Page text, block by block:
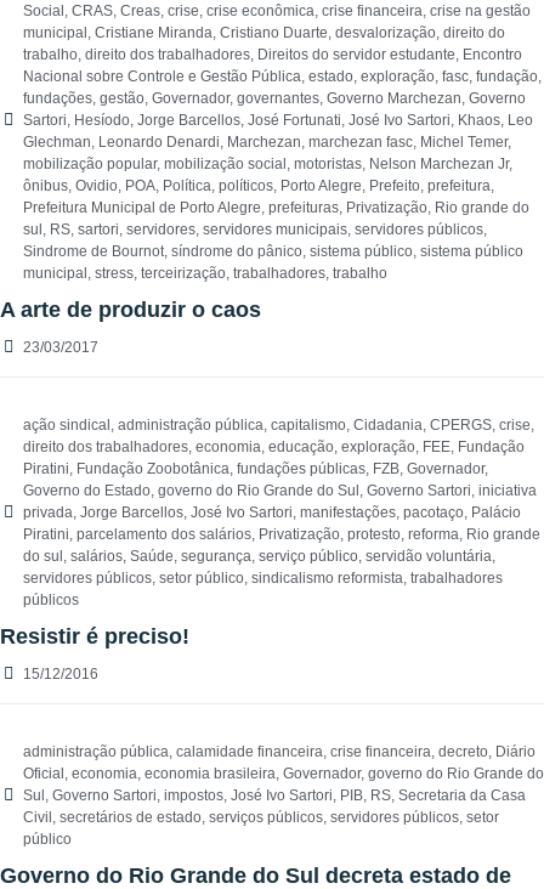
Social , CRAS, Creas, crise, crise econômica, crise financeira, crise na gestão
municipal , Cristiane Miranda, Cristiano Duarte, desvalorização, direito do
trabalho, direito dos trabalhadores, Direitos do servidor estudante, Encontro
Nacional sobre Controle e Gestão Pública, estado, exploração, fasc, fundação,
fundações, gestão, Governador, governantes, Governo Marchezan, Governo
Sartori, Hesíodo, Jorge Barcellos, José Fortunati, José Ivo Sartori, Khaos, Leo
Glechman, Leonardo Denardi, Marchezan, marchezan fasc, Michel Temer,
mobilização popular, mobilização social , motoristas, Nelson Marchezan Jr,
ônibus, Ovidio, POA, Política, políticos, Porto Alegre, Prefeito, prefeitura,
Prefeitura Municipal de Porto Alegre, prefeituras, Privatização, Rio grande do
sul , RS, sartori, servidores, servidores municipais, servidores públicos,
Sindrome de Bournot, síndrome do pânico, sistema público, sistema público
municipal , stress, terceirização, trabalhadores, trabalho
A arte de produzir o caos
23/03/2017
ação sindical , administração pública, capitalismo, Cidadania, CPERGS, crise,
direito dos trabalhadores, economia, educação, exploração, FEE, Fundação
Piratini, Fundação Zoobotânica, fundações públicas, FZB, Governador,
Governo do Estado, governo do Rio Grande do Sul , Governo Sartori, iniciativa
privada, Jorge Barcellos, José Ivo Sartori, manifestações, pacotaço, Palácio
Piratini, parcelamento dos salários, Privatização, protesto, reforma, Rio grande
do sul , salários, Saúde, segurança, serviço público, servidão voluntária,
servidores públicos, setor público, sindicalismo reformista, trabalhadores
públicos
Resistir é preciso!
15/12/2016
administração pública, calamidade financeira, crise financeira, decreto, Diário
Oficial , economia, economia brasileira, Governador, governo do Rio Grande do
Sul , Governo Sartori, impostos, José Ivo Sartori, PIB, RS, Secretaria da Casa
Civil , secretários de estado, serviços públicos, servidores públicos, setor
público
Governo do Rio Grande do Sul decreta estado de